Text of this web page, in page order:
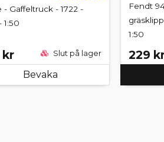
- Gaffeltruck - 1722 -
1:50
kr Slut på lager
Bevaka
Fendt
1:50
229